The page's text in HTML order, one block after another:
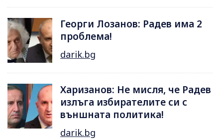
Георги Лозанов: Радев има 2
проблема!
darik.bg
Харизанов: Не мисля, че Радев
излъга избирателите си с
външната политика!
darik.bg